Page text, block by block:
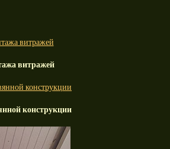
витражей
конструкции